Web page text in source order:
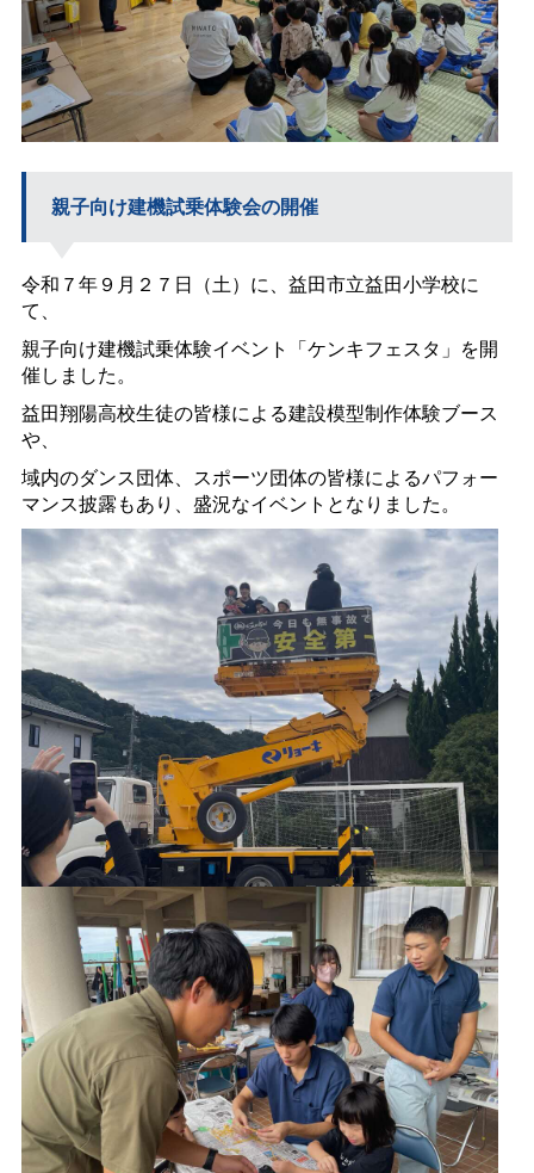
親子向け建機試乗体験会の開催
令和７年９月２７日（土）に、益田市立益田小学校に
て、
親子向け建機試乗体験イベント「ケンキフェスタ」を開
催しました。
益田翔陽高校生徒の皆様による建設模型制作体験ブース
や、
域内のダンス団体、スポーツ団体の皆様によるパフォー
マンス披露もあり、盛況なイベントとなりました。